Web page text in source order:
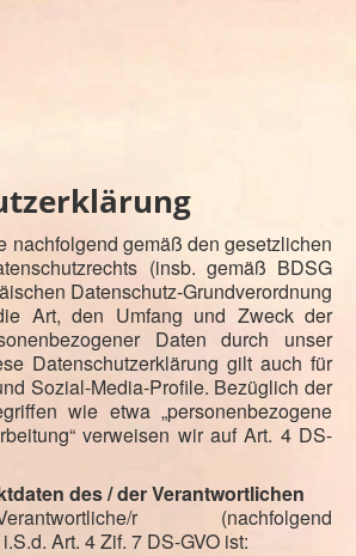
nachfolgend gemäß den gesetzlichen
(insb. gemäß BDSG
Datenschutz-Grundverordnung
die Art, den Umfang und Zweck der
Daten durch unser
Datenschutzerklärung gilt auch für
Sozial-Media-Profile. Bezüglich der
wie etwa „personenbezogene
verweisen wir auf Art. 4 DS-
des / der Verantwortlichen
r (nachfolgend
Art. 4 Zif. 7 DS-GVO ist: